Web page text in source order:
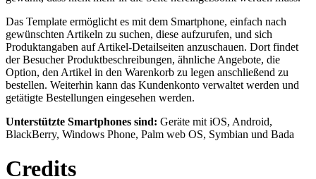
Das Template ermöglicht es mit dem Smartphone, einfach nach
gewünschten Artikeln zu suchen, diese aufzurufen, und sich
Produktangaben auf Artikel-Detailseiten anzuschauen. Dort findet
der Besucher Produktbeschreibungen, ähnliche Angebote, die
Option, den Artikel in den Warenkorb zu legen anschließend zu
bestellen. Weiterhin kann das Kundenkonto verwaltet werden und
getätigte Bestellungen eingesehen werden.
Unterstützte Smartphones sind: Geräte mit iOS, Android,
BlackBerry, Windows Phone, Palm web OS, Symbian und Bada
Credits